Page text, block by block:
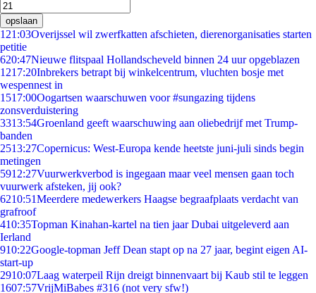
opslaan
1 21:03Overijssel wil zwerfkatten afschieten, dierenorganisaties starten
petitie
620:47Nieuwe flitspaal Hollandscheveld binnen 24 uur opgeblazen
1217:20Inbrekers betrapt bij winkelcentrum, vluchten bosje met
wespennest in
1517:00Oogartsen waarschuwen voor #sungazing tijdens
zonsverduistering
3313:54Groenland geeft waarschuwing aan oliebedrijf met Trump-
banden
2513:27Copernicus: West-Europa kende heetste juni-juli sinds begin
metingen
5912:27Vuurwerkverbod is ingegaan maar veel mensen gaan toch
vuurwerk afsteken, jij ook?
6210:51Meerdere medewerkers Haagse begraafplaats verdacht van
grafroof
410:35Topman Kinahan-kartel na tien jaar Dubai uitgeleverd aan
Ierland
910:22Google-topman Jeff Dean stapt op na 27 jaar, begint eigen AI-
start-up
2910:07Laag waterpeil Rijn dreigt binnenvaart bij Kaub stil te leggen
1607:57VrijMiBabes #316 (not very sfw!)